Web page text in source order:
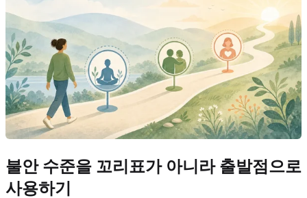
불안 수준을 꼬리표가 아니라 출발점으로
사용하기